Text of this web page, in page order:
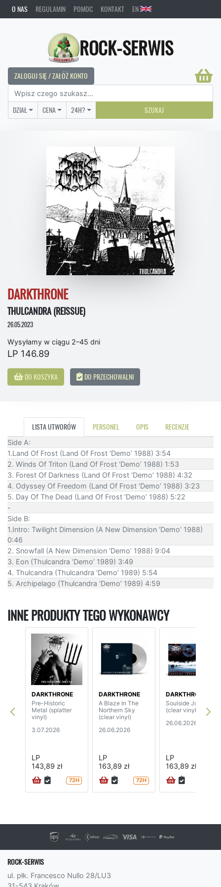
O NAS REGULAMIN POMOC KONTAKT EN
ROCK-SERWIS
ZALOGUJ SIĘ / ZAŁÓŻ KONTO
DZIAŁ CENA 24H? SZUKAJ
DARKTHRONE
THULCANDRA (REISSUE)
26.05.2023
Wysyłamy w ciągu 2–45 dni
LP 146.89
DO KOSZYKA DO PRZECHOWALNI
LISTA UTWORÓW PERSONEL OPIS RECENZJE
Side A:
1.Land Of Frost (Land Of Frost ‘Demo’ 1988) 3:54
2. Winds Of Triton (Land Of Frost ‘Demo’ 1988) 1:53
3. Forest Of Darkness (Land Of Frost ‘Demo’ 1988) 4:32
4. Odyssey Of Freedom (Land Of Frost ‘Demo’ 1988) 3:23
5. Day Of The Dead (Land Of Frost ‘Demo’ 1988) 5:22
-
Side B:
1.Intro: Twilight Dimension (A New Dimension ‘Demo’ 1988)
0:46
2. Snowfall (A New Dimension ‘Demo’ 1988) 9:04
3. Eon (Thulcandra ‘Demo’ 1989) 3:49
4. Thulcandra (Thulcandra ‘Demo’ 1989) 5:54
5. Archipelago (Thulcandra ‘Demo’ 1989) 4:59
INNE PRODUKTY TEGO WYKONAWCY
DARKTHRONE
Pre-Historic
Metal (splatter
vinyl)
3.07.2026
LP
143,89 zł
72H
DARKTHRONE
A Blaze In The
Northern Sky
(clear vinyl)
26.06.2026
LP
163,89 zł
72H
DARKTHRONE
Soulside Journey
(clear vinyl)
26.06.2026
LP
163,89 zł
ROCK-SERWIS
ul. płk. Francesco Nullo 28/LU3